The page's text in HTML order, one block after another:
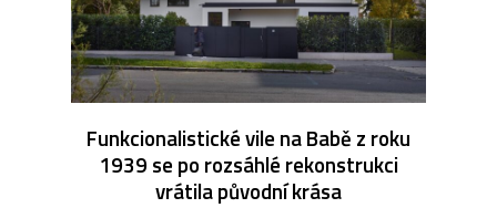
Funkcionalistické vile na Babě z roku
1939 se po rozsáhlé rekonstrukci
vrátila původní krása